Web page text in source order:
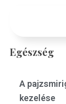
Egészség
A
kezelése